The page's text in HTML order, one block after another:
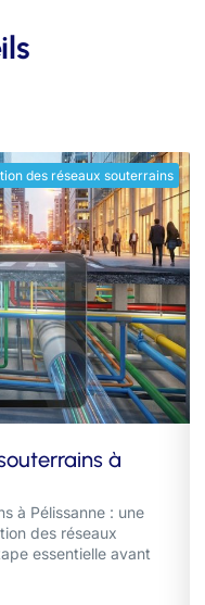
des réseaux souterrains
à
à Pélissanne : une
des réseaux
essentielle avant